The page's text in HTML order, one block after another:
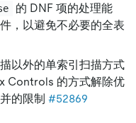
的 DNF 项的处理能
，以避免不必要的全表
以外的单索引扫描方式
Controls 的方式解除优
的限制 #52869